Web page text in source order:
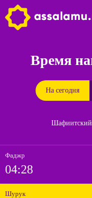
Время
На сегодня
Шафиитский
Фаджр
04:28
Шурук